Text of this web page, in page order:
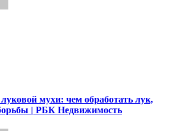
мухи: чем обработать лук,
| РБК Недвижимость